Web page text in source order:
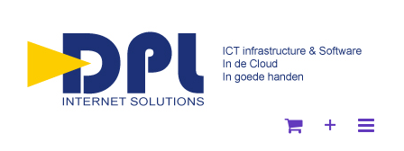
naar